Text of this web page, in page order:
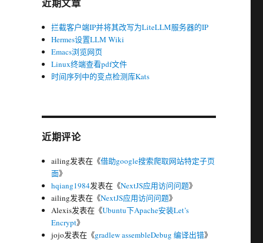
拦截客户端IP并将其改写为LiteLLM服务器的IP
Hermes设置LLM Wiki
Emacs浏览网页
Linux终端查看pdf文件
时间序列中的变点检测库Kats
近期评论
ailing发表在《借助google搜索爬取网站特定子页
面》
hqiang1984发表在《NextJS应用访问问题》
ailing发表在《NextJS应用访问问题》
Alexis发表在《Ubuntu下Apache安装Let’s
Encrypt》
jojo发表在《gradlew assembleDebug 编译出错》